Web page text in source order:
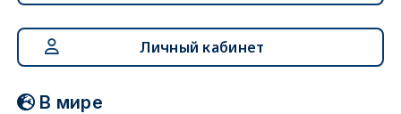
Личный кабинет
В мире